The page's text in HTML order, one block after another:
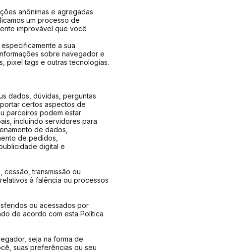
anônimas e agregadas
um processo de
improvável que você
a sua
sobre navegador e
pixel tags e outras tecnologias.
dados, dúvidas, perguntas
certos aspectos de
parceiros podem estar
incluindo servidores para
de dados,
de pedidos,
digital e
transmissão ou
à falência ou processos
ou acessados por
de acordo com esta Política
seja na forma de
suas preferências ou seu